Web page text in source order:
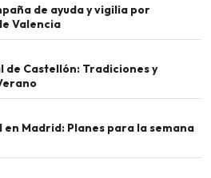
de ayuda y vigilia por
Valencia
de Castellón: Tradiciones y
Madrid: Planes para la semana